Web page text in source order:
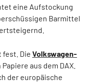
eine Aufstockung
Barmittel
fest. Die Volkswagen-
aus dem DAX.
der europäische